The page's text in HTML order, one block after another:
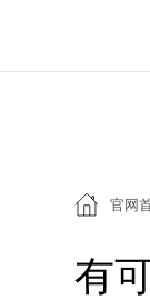
官网
有